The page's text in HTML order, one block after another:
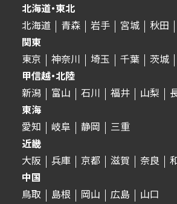
北海道・東北
北海道
青森 岩手 宮城 秋田
関東
東京
神奈川 埼玉 千葉 茨城
甲信越・北陸
新潟
富山 石川 福井 山梨
東海
愛知
岐阜 静岡
三重
近畿
大阪
兵庫 京都 滋賀 奈良
中国
鳥取
島根 岡山 広島
山口